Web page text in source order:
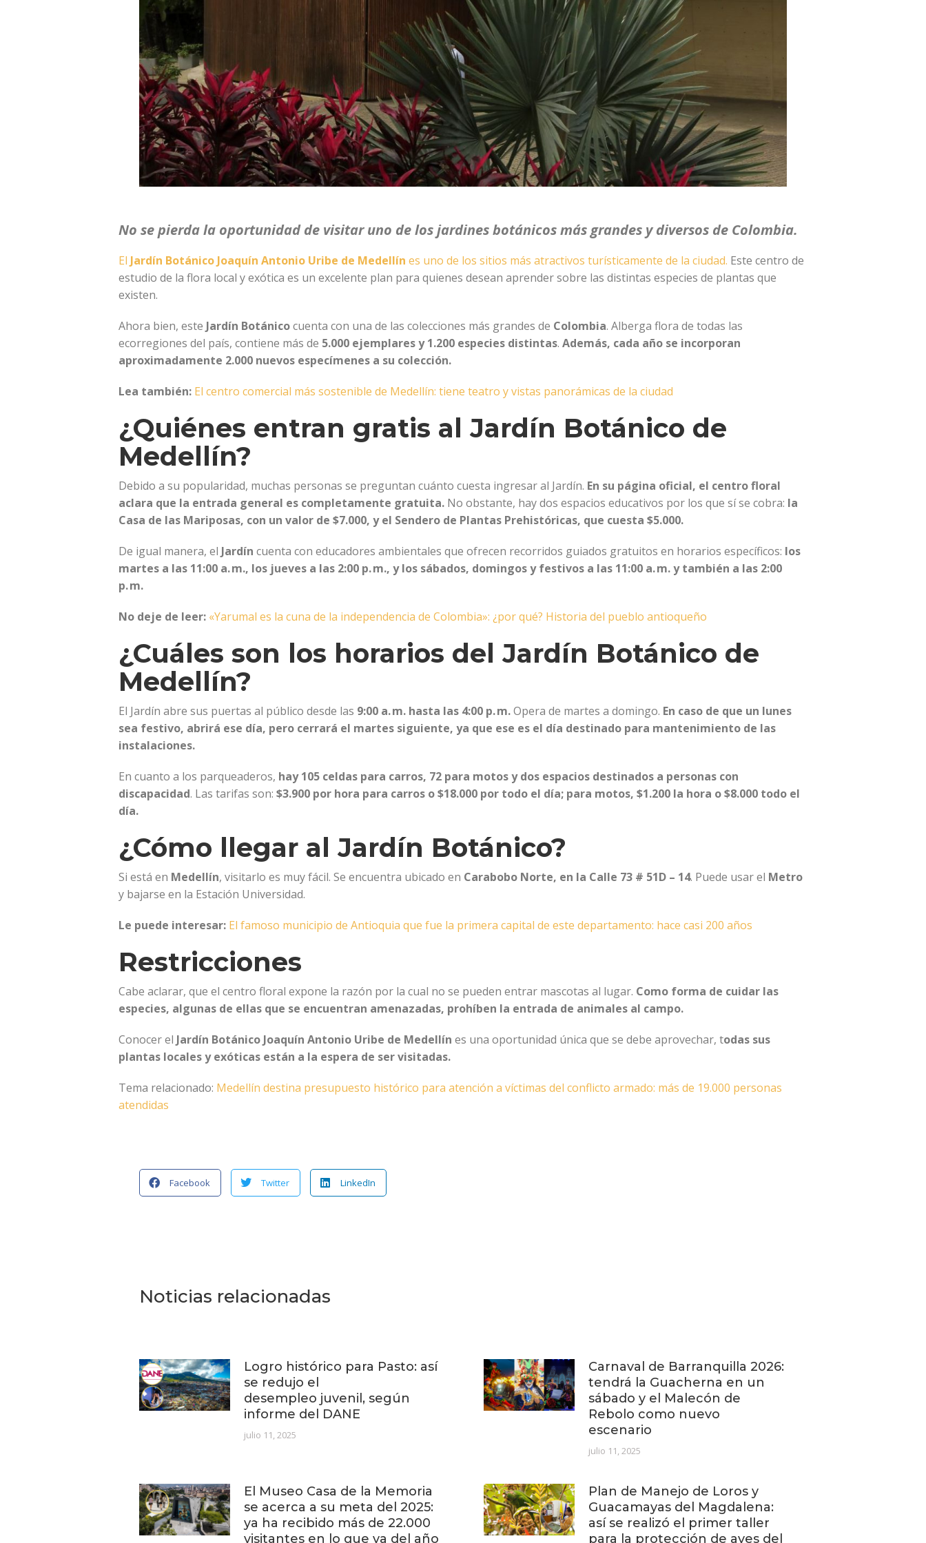
No se pierda la oportunidad de visitar uno de los jardines botánicos más grandes y diversos de Colombia.
El Jardín Botánico Joaquín Antonio Uribe de Medellín es uno de los sitios más atractivos turísticamente de la ciudad. Este centro de
estudio de la flora local y exótica es un excelente plan para quienes desean aprender sobre las distintas especies de plantas que
existen.
Ahora bien, este Jardín Botánicocuenta con una de las colecciones más grandes de Colombia. Alberga flora de todas las
ecorregiones del país, contiene más de 5.000 ejemplares y 1.200 especies distintas. Además, cada año se incorporan
aproximadamente 2.000 nuevos especímenes a su colección.
Lea también: El centro comercial más sostenible de Medellín: tiene teatro y vistas panorámicas de la ciudad
¿Quiénes entran gratis al Jardín Botánico de
Medellín?
Debido a su popularidad, muchas personas se preguntan cuánto cuesta ingresar al Jardín. En su página oficial, el centro floral
aclara que la entrada general es completamente gratuita. No obstante, hay dos espacios educativos por los que sí se cobra: la
Casa de las Mariposas, con un valor de $7.000, y el Sendero de Plantas Prehistóricas, que cuesta $5.000.
De igual manera, el Jardín cuenta con educadores ambientales que ofrecen recorridos guiados gratuitos en horarios específicos: los
martes a las 11:00 a. m., los jueves a las 2:00 p. m., y los sábados, domingos y festivos a las 11:00 a. m. y también a las 2:00
p. m.
No deje de leer: «Yarumal es la cuna de la independencia de Colombia»: ¿por qué? Historia del pueblo antioqueño
¿Cuáles son los horarios del Jardín Botánico de
Medellín?
El Jardín abre sus puertas al público desde las 9:00 a. m. hasta las 4:00 p. m.Opera de martes a domingo. En caso de que un lunes
sea festivo, abrirá ese día, pero cerrará el martes siguiente, ya que ese es el día destinado para mantenimiento de las
instalaciones.
En cuanto a los parqueaderos, hay 105 celdas para carros, 72 para motos y dos espacios destinados a personas con
discapacidad. Las tarifas son: $3.900 por hora para carros o $18.000 por todo el día; para motos, $1.200 la hora o $8.000 todo el
día.
¿Cómo llegar al Jardín Botánico?
Si está en Medellín, visitarlo es muy fácil. Se encuentra ubicado en Carabobo Norte, en la Calle 73 # 51D – 14. Puede usar el Metro
y bajarse en la Estación Universidad.
Le puede interesar: El famoso municipio de Antioquia que fue la primera capital de este departamento: hace casi 200 años
Restricciones
Cabe aclarar, que el centro floral expone la razón por la cual no se pueden entrar mascotas al lugar. Como forma de cuidar las
especies, algunas de ellas que se encuentran amenazadas, prohíben la entrada de animales al campo.
Conocer el Jardín Botánico Joaquín Antonio Uribe de Medellín es una oportunidad única que se debe aprovechar, todas sus
plantas locales y exóticas están a la espera de ser visitadas.
Tema relacionado: Medellín destina presupuesto histórico para atención a víctimas del conflicto armado: más de 19.000 personas
atendidas
Facebook Twitter LinkedIn
Noticias relacionadas
Logro histórico para Pasto: así
se redujo el
desempleo juvenil, según
informe del DANE
julio 11, 2025
Carnaval de Barranquilla 2026:
tendrá la Guacherna en un
sábado y el Malecón de
Rebolo como nuevo
escenario
julio 11, 2025
El Museo Casa de la Memoria
se acerca a su meta del 2025:
ya ha recibido más de 22.000
visitantes en lo que va del año
Plan de Manejo de Loros y
Guacamayas del Magdalena:
así se realizó el primer taller
para la protección de aves del